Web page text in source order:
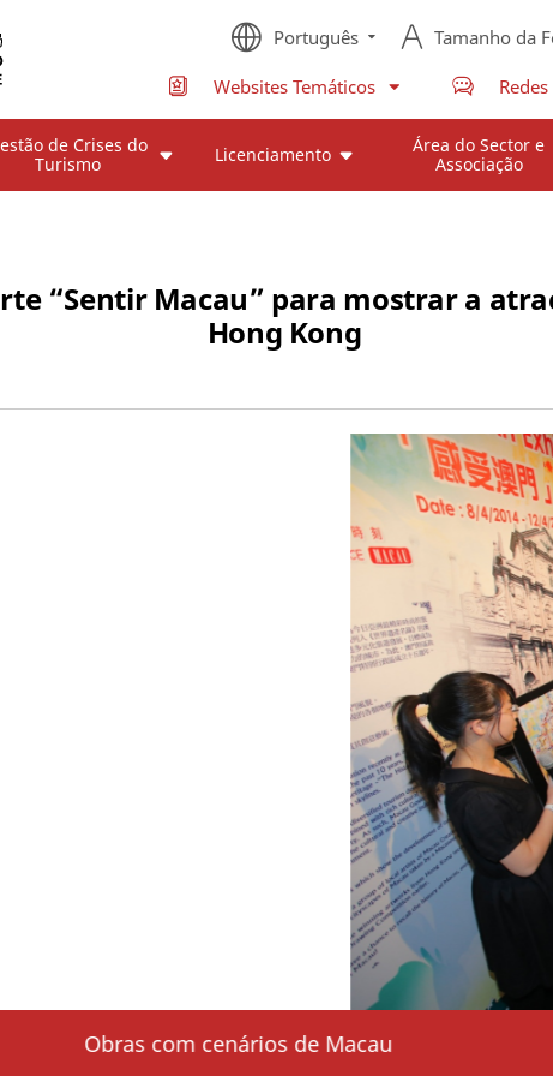
Português Tamanho da
Websites Temáticos
de Crises do
Turismo
Licenciamento
Área do Sector e
Associação
“Sentir Macau” para mostrar a
Hong Kong
de Hong Kong